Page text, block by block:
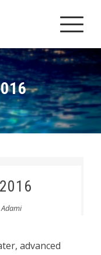
advanced